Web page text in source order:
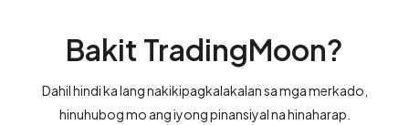
Bakit TradingMoon?
Dahil hindi ka lang nakikipagkalakalan sa mga merkado,
hinuhubog mo ang iyong pinansiyal na hinaharap.